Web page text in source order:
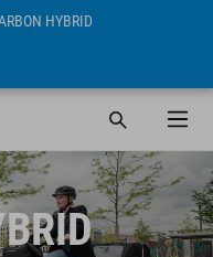
HYBRID